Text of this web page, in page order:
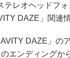
テレオヘッドフ
DAZE」関連
DAZE」の
エンディングか